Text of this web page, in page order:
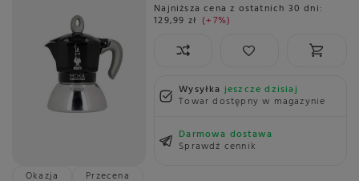
Najniższa cena z ostatnich 30 dni:
129,99 zł +7%
Wysyłkajeszcze dzisiaj
Towar dostępny w magazynie
Darmowa dostawa
Sprawdź cennik
Okazja
Przecena